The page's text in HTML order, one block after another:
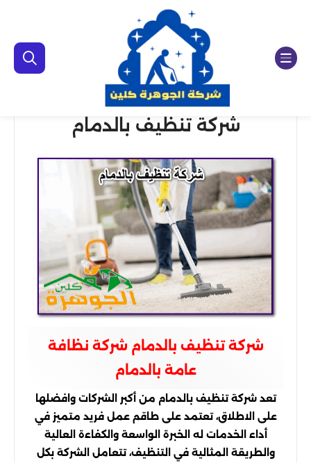
شركة تنظيف بالدمام
شركة تنظيف بالدمام شركة نظافة
عامة بالدمام
تعد شركة تنظيف بالدمام من أكبر الشركات وافضلها
على الاطلاق، تعتمد على طاقم عمل فريد متميز في
أداء الخدمات له الخبرة الواسعة والكفاءة العالية
والطريقة المثالية في التنظيف، تتعامل الشركة بكل